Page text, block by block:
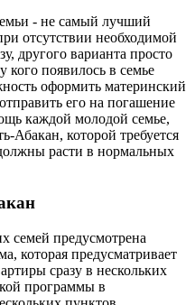
- не самый лучший
отсутствии необходимой
другого варианта просто
кого появилось в семье
оформить материнский
его на погашение
каждой молодой семье,
Абакан, которой требуется
расти в нормальных
семей предусмотрена
которая предусматривает
сразу в нескольких
программы в